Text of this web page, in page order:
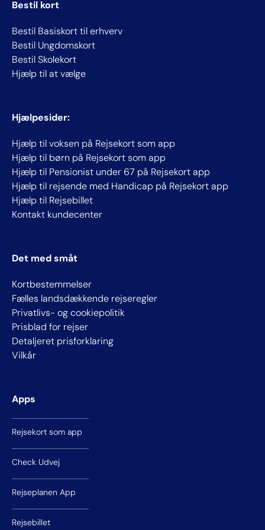
Bestil kort
Bestil Basiskort til erhverv
Bestil Ungdomskort
Bestil Skolekort
Hjælp til at vælge
Hjælpesider:
Hjælp til voksen på Rejsekort som app
Hjælp til børn på Rejsekort som app
Hjælp til Pensionist under 67 på Rejsekort app
Hjælp til rejsende med Handicap på Rejsekort app
Hjælp til Rejsebillet
Kontakt kundecenter
Det med småt
Kortbestemmelser
Fælles landsdækkende rejseregler
Privatlivs- og cookiepolitik
Prisblad for rejser
Detaljeret prisforklaring
Vilkår
Apps
Rejsekort som app
Check Udvej
Rejseplanen App
Rejsebillet